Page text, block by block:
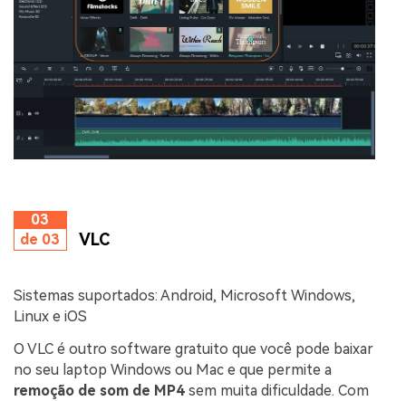
03
de 03
VLC
Sistemas suportados: Android, Microsoft Windows,
Linux e iOS
O VLC é outro software gratuito que você pode baixar
no seu laptop Windows ou Mac e que permite a
remoção de som de MP4 sem muita dificuldade. Com